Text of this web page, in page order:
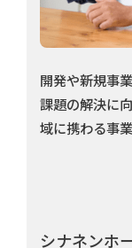
開発や新規事
課題の解決に
域に携わる事業
シナネンホ